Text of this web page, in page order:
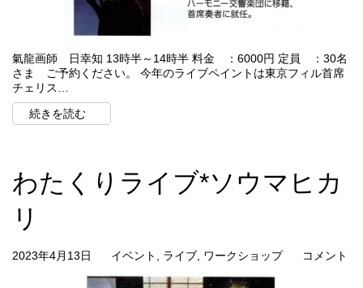
氣龍画師 日幸知 13時半～14時半 料金 ：6000円 定員 ：30名
さま ご予約ください。 今年のライブペイントは東京フィル首席
チェリス…
続きを読む
わたくりライブ*ソウマヒカ
リ
2023年4月13日 イベント ライブ ワークショップ コメント